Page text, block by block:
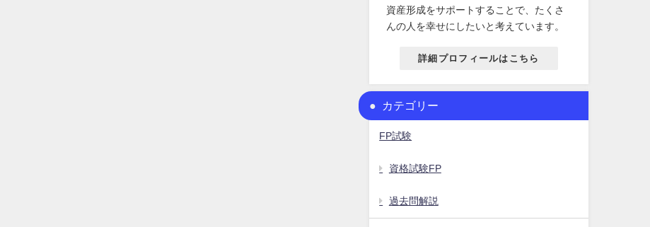
資産形成をサポートすることで、たくさ
んの人を幸せにしたいと考えています。
詳細プロフィールはこちら
カテゴリー
FP試験
資格試験FP
過去問解説